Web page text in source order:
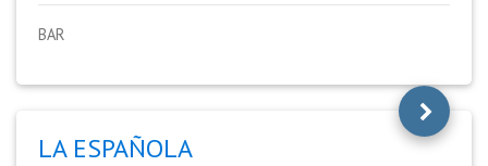
BAR
LA ESPAÑOLA